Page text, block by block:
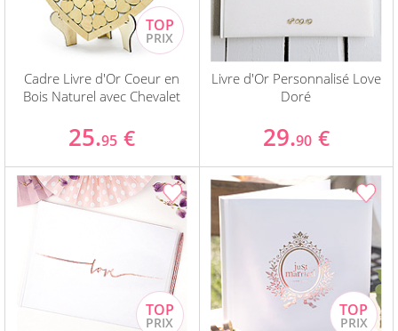
Cadre Livre d'Or Coeur en
Bois Naturel avec Chevalet
25.95 €
Livre d'Or Personnalisé Love
Doré
29.90 €